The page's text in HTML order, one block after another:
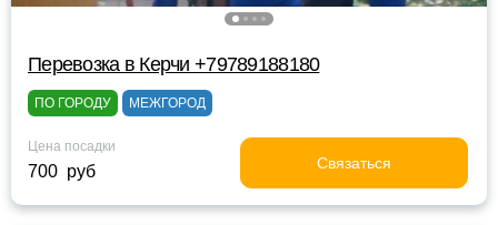
Перевозка в Керчи +79789188180
ПО ГОРОДУ МЕЖГОРОД
Цена посадки
700 руб Связаться